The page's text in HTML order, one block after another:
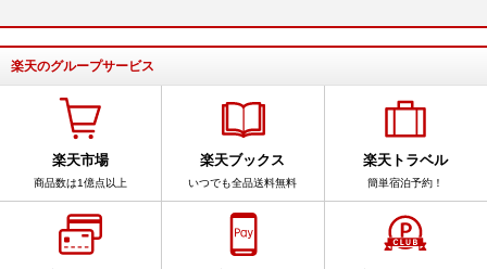
楽天のグループサービス
楽天市場
商品数は1億点以上
楽天ブックス
いつでも全品送料無料
楽天トラベル
簡単宿泊予約！